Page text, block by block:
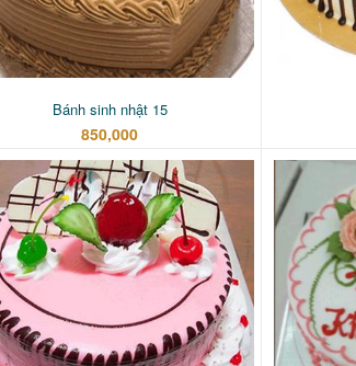
Bánh sinh nhật 15
850,000